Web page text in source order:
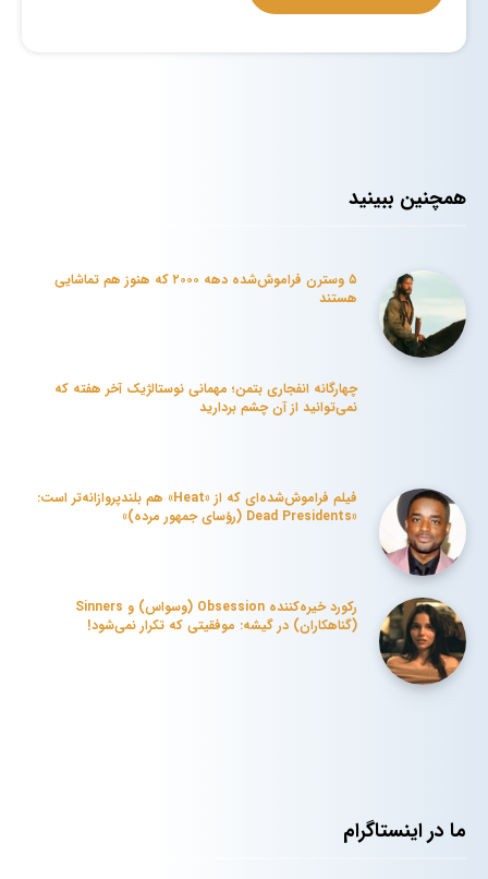
همچنین ببینید
۵ وسترن فراموش‌شده دهه ۲۰۰۰ که هنوز هم تماشایی
هستند
چهارگانه انفجاری بتمن؛ مهمانی نوستالژیک آخر هفته که
نمی‌توانید از آن چشم بردارید
فیلم فراموش‌شده‌ای که از «Heat» هم بلندپروازانه‌تر است:
«Dead Presidents (رؤسای جمهور مرده)»
رکورد خیره‌کننده Obsession (وسواس) و Sinners
(گناهکاران) در گیشه: موفقیتی که تکرار نمی‌شود!
ما در اینستاگرام